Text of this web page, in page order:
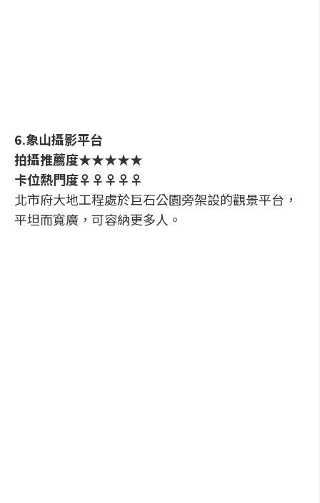
6.象山攝影平台
拍攝推薦度★★★★★
卡位熱門度♀♀♀♀♀
北市府大地工程處於巨石公園旁架設的觀景平台，
平坦而寬廣，可容納更多人。